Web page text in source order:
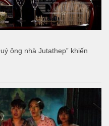
ông nhà Jutathep” khiến